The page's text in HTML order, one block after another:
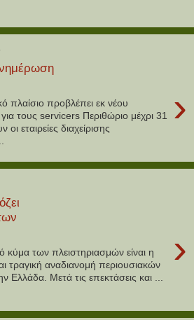
›
πλαίσιο προβλέπει εκ νέου
τους servicers Περιθώριο μέχρι 31
οι εταιρείες διαχείρισης
›
κύμα των πλειστηριασμών είναι η
τραγική αναδιανομή περιουσιακών
Ελλάδα. Μετά τις επεκτάσεις και ...